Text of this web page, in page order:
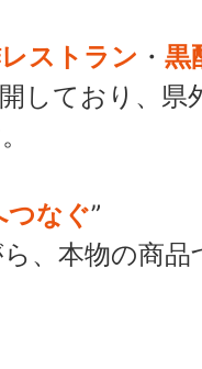
ストラン ・ 黒
しており、県
つなぐ”
、本物の商